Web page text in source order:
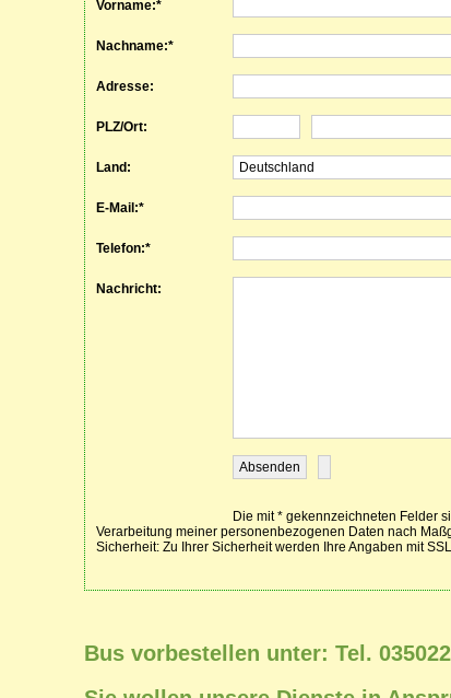
Bus vorbestellen unter: Tel.